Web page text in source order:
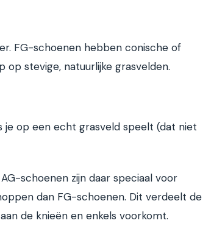
FG-schoenen hebben conische of
stevige, natuurlijke grasvelden.
je op een echt grasveld speelt (dat niet
schoenen zijn daar speciaal voor
dan FG-schoenen. Dit verdeelt de
de knieën en enkels voorkomt.